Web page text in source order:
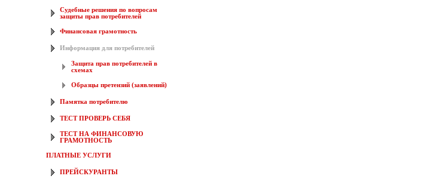
Судебные решения по вопросам
защиты прав потребителей
Финансовая грамотность
Информация для потребителей
Защита прав потребителей в
схемах
Образцы претензий (заявлений)
Памятка потребителю
ТЕСТ ПРОВЕРЬ СЕБЯ
ТЕСТ НА ФИНАНСОВУЮ
ГРАМОТНОСТЬ
ПЛАТНЫЕ УСЛУГИ
ПРЕЙСКУРАНТЫ